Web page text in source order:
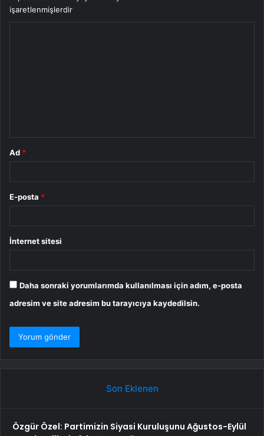
işaretlenmişlerdir
Ad *
E-posta *
İnternet sitesi
Daha sonraki yorumlarımda kullanılması için adım, e-posta
adresim ve site adresim bu tarayıcıya kaydedilsin.
Son Eklenen
Özgür Özel: Partimizin Siyasi Kuruluşunu Ağustos-Eylül